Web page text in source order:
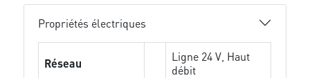
Propriétés électriques
Réseau
Ligne 24 V, Haut
débit